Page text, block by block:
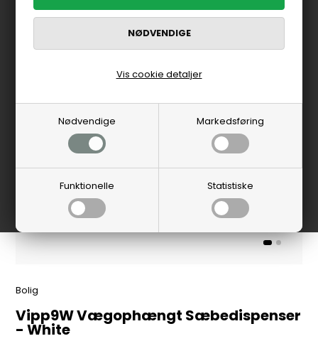
Nødvendige Markedsføring
Funktionelle Statistiske
Vis cookie detaljer
Bolig
Vipp9W Vægophængt Sæbedispenser
- White